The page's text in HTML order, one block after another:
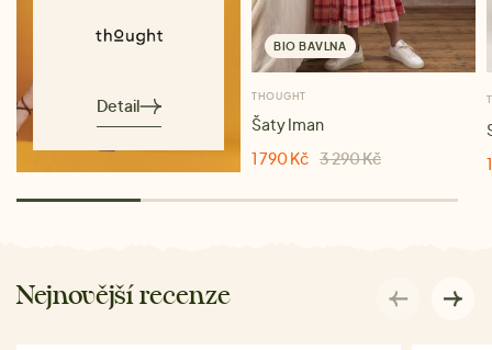
Detail
BIO BAVLNA
THOUGHT
Šaty Iman
1 790 Kč 3 290 Kč
Nejnovější recenze